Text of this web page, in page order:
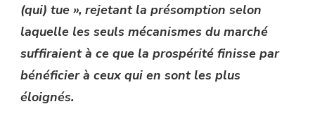
(qui) tue », rejetant la présomption selon
laquelle les seuls mécanismes du marché
suffiraient à ce que la prospérité finisse par
bénéficier à ceux qui en sont les plus
éloignés.